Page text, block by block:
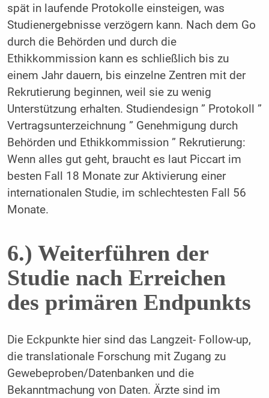
spät in laufende Protokolle einsteigen, was
Studienergebnisse verzögern kann. Nach dem Go
durch die Behörden und durch die
Ethikkommission kann es schließlich bis zu
einem Jahr dauern, bis einzelne Zentren mit der
Rekrutierung beginnen, weil sie zu wenig
Unterstützung erhalten. Studiendesign ” Protokoll ”
Vertragsunterzeichnung ” Genehmigung durch
Behörden und Ethikkommission ” Rekrutierung:
Wenn alles gut geht, braucht es laut Piccart im
besten Fall 18 Monate zur Aktivierung einer
internationalen Studie, im schlechtesten Fall 56
Monate.
6.) Weiterführen der
Studie nach Erreichen
des primären Endpunkts
Die Eckpunkte hier sind das Langzeit- Follow-up,
die translationale Forschung mit Zugang zu
Gewebeproben/Datenbanken und die
Bekanntmachung von Daten. Ärzte sind im